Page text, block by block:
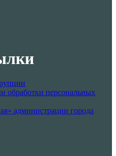
обработки персональных
администрации города